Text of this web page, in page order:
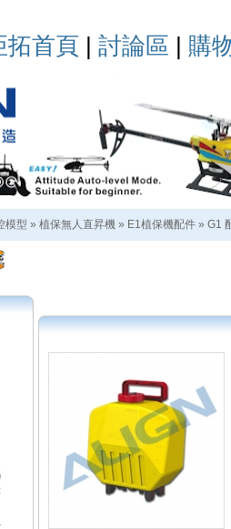
拓首頁 | 討論區 | 購
模型 » 植保無人直昇機 » E1植保機配件 » G1